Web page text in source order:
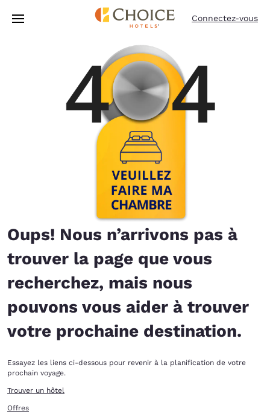
Passer à Contenu Principal
Connectez-vous
Oups! Nous n’arrivons pas à
trouver la page que vous
recherchez, mais nous
pouvons vous aider à trouver
votre prochaine destination.
Essayez les liens ci-dessous pour revenir à la planification de votre
prochain voyage.
Trouver un hôtel
Offres